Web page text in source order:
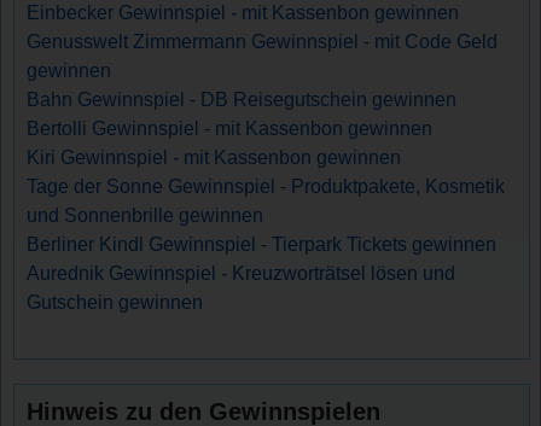
Einbecker Gewinnspiel - mit Kassenbon gewinnen
Genusswelt Zimmermann Gewinnspiel - mit Code Geld
gewinnen
Bahn Gewinnspiel - DB Reisegutschein gewinnen
Bertolli Gewinnspiel - mit Kassenbon gewinnen
Kiri Gewinnspiel - mit Kassenbon gewinnen
Tage der Sonne Gewinnspiel - Produktpakete, Kosmetik
und Sonnenbrille gewinnen
Berliner Kindl Gewinnspiel - Tierpark Tickets gewinnen
Aurednik Gewinnspiel - Kreuzworträtsel lösen und
Gutschein gewinnen
Hinweis zu den Gewinnspielen